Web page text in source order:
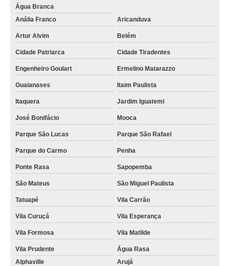
Água Branca
Anália Franco
Aricanduva
Artur Alvim Belém
Cidade Patriarca Cidade Tiradentes
Engenheiro Goulart Ermelino Matarazzo
Guaianases Itaim Paulista
Itaquera Jardim Iguatemi
José Bonifácio Mooca
Parque São Lucas Parque São Rafael
Parque do Carmo Penha
Ponte Rasa Sapopemba
São Mateus São Miguel Paulista
Tatuapé Vila Carrão
Vila Curuçá Vila Esperança
Vila Formosa Vila Matilde
Vila Prudente
Água Rasa
Alphaville
Arujá